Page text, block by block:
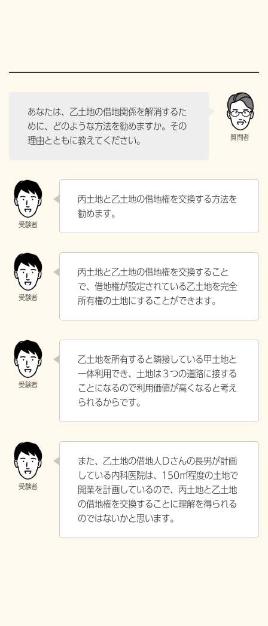
あなたは、乙土地の借地関係を解消するた
めに、どのような方法を勧めますか。その
理由とともに教えてください。
丙土地と乙土地の借地権を交換する方法を
勧めます。
丙土地と乙土地の借地権を交換すること
で、借地権が設定されている乙土地を完全
所有権の土地にすることができます。
乙土地を所有すると隣接している甲土地と
一体利用でき、土地は３つの道路に接する
ことになるので利用価値が高くなると考え
られるからです。
また、乙土地の借地人Ｄさんの長男が計画
している内科医院は、150㎡程度の土地で
開業を計画しているので、丙土地と乙土地
の借地権を交換することに理解を得られる
のではないかと思います。